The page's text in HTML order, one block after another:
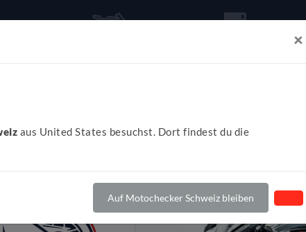
×
aus United States besuchst. Dort findest du die
Auf Motochecker Schweiz bleiben